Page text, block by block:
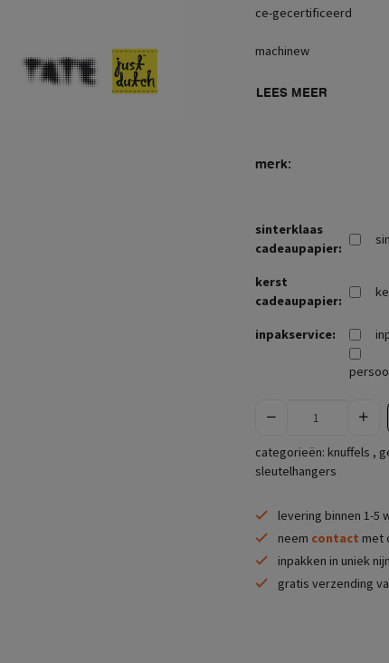
ce-gecertificeerd
machinew
LEES MEER
merk:
sinterklaas
cadeaupapier:
kerst
cadeaupapier:
inpakservice:
categorieën: knuffels ,
sleutelhangers
levering binnen 1-5
neem contact met
inpakken in uniek
gratis verzending